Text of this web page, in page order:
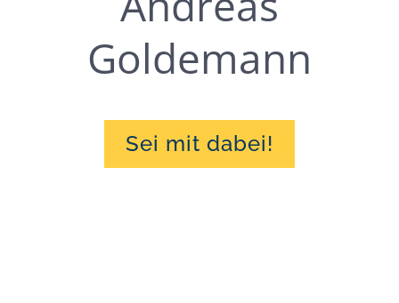
Goldemann
Sei mit dabei!